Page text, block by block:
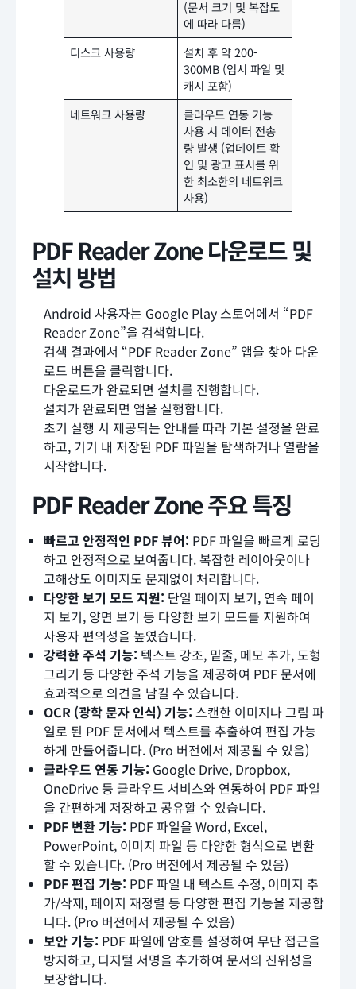
(문서 크기 및 복잡도
에 따라 다름)
디스크 사용량
설치 후 약 200-
300MB (임시 파일 및
캐시 포함)
네트워크 사용량
클라우드 연동 기능
사용 시 데이터 전송
량 발생 (업데이트 확
인 및 광고 표시를 위
한 최소한의 네트워크
사용)
PDF Reader Zone 다운로드 및
설치 방법
Android 사용자는 Google Play 스토어에서 “PDF
Reader Zone”을 검색합니다.
검색 결과에서 “PDF Reader Zone” 앱을 찾아 다운
로드 버튼을 클릭합니다.
다운로드가 완료되면 설치를 진행합니다.
설치가 완료되면 앱을 실행합니다.
초기 실행 시 제공되는 안내를 따라 기본 설정을 완료
하고, 기기 내 저장된 PDF 파일을 탐색하거나 열람을
시작합니다.
PDF Reader Zone 주요 특징
빠르고 안정적인 PDF 뷰어: PDF 파일을 빠르게 로딩
하고 안정적으로 보여줍니다. 복잡한 레이아웃이나
고해상도 이미지도 문제없이 처리합니다.
다양한 보기 모드 지원: 단일 페이지 보기, 연속 페이
지 보기, 양면 보기 등 다양한 보기 모드를 지원하여
사용자 편의성을 높였습니다.
강력한 주석 기능: 텍스트 강조, 밑줄, 메모 추가, 도형
그리기 등 다양한 주석 기능을 제공하여 PDF 문서에
효과적으로 의견을 남길 수 있습니다.
OCR (광학 문자 인식) 기능: 스캔한 이미지나 그림 파
일로 된 PDF 문서에서 텍스트를 추출하여 편집 가능
하게 만들어줍니다. (Pro 버전에서 제공될 수 있음)
클라우드 연동 기능: Google Drive, Dropbox,
OneDrive 등 클라우드 서비스와 연동하여 PDF 파일
을 간편하게 저장하고 공유할 수 있습니다.
PDF 변환 기능: PDF 파일을 Word, Excel,
PowerPoint, 이미지 파일 등 다양한 형식으로 변환
할 수 있습니다. (Pro 버전에서 제공될 수 있음)
PDF 편집 기능: PDF 파일 내 텍스트 수정, 이미지 추
가/삭제, 페이지 재정렬 등 다양한 편집 기능을 제공합
니다. (Pro 버전에서 제공될 수 있음)
보안 기능: PDF 파일에 암호를 설정하여 무단 접근을
방지하고, 디지털 서명을 추가하여 문서의 진위성을
보장합니다.